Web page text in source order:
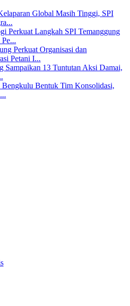
Global Masih Tinggi, SPI
Perkuat Langkah SPI Temanggung
Perkuat Organisasi dan
Petani I...
Sampaikan 13 Tuntutan Aksi Damai,
Bengkulu Bentuk Tim Konsolidasi,